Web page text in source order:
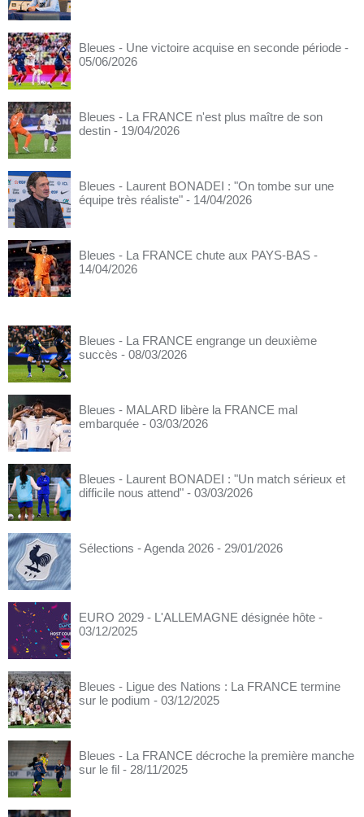
Bleues - Une victoire acquise en seconde période -
05/06/2026
Bleues - La FRANCE n'est plus maître de son
destin - 19/04/2026
Bleues - Laurent BONADEI : "On tombe sur une
équipe très réaliste" - 14/04/2026
Bleues - La FRANCE chute aux PAYS-BAS -
14/04/2026
Bleues - La FRANCE engrange un deuxième
succès - 08/03/2026
Bleues - MALARD libère la FRANCE mal
embarquée - 03/03/2026
Bleues - Laurent BONADEI : "Un match sérieux et
difficile nous attend" - 03/03/2026
Sélections - Agenda 2026 - 29/01/2026
EURO 2029 - L'ALLEMAGNE désignée hôte -
03/12/2025
Bleues - Ligue des Nations : La FRANCE termine
sur le podium - 03/12/2025
Bleues - La FRANCE décroche la première manche
sur le fil - 28/11/2025